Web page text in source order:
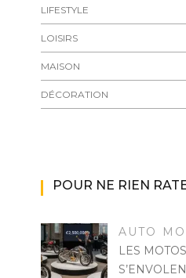
LIFESTYLE
LOISIRS
MAISON
DÉCORATION
POUR NE RIEN
AUTO
LES